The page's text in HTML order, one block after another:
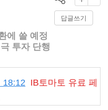
답글쓰기
에 쓸 예정
투자 단행
18:12 IB토마토 유료 페